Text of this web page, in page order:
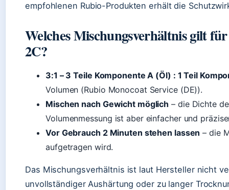
empfohlenen Rubio-Produkten erhält die
Welches Mischungsverhältnis gilt
2C?
3:1 – 3 Teile Komponente A (Öl) : 1 Teil
Volumen (Rubio Monocoat Service (DE)).
Mischen nach Gewicht möglich – die Dichte
Volumenmessung ist aber einfacher und
Vor Gebrauch 2 Minuten stehen lassen – die
aufgetragen wird.
Das Mischungsverhältnis ist laut Hersteller nicht
unvollständiger Aushärtung oder zu langer